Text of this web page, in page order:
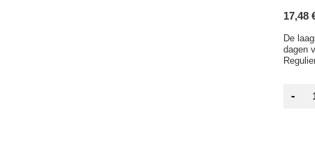
17,48
De
dagen
-